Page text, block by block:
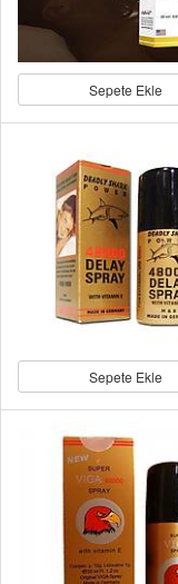
Sepete Ekle
Sepete Ekle